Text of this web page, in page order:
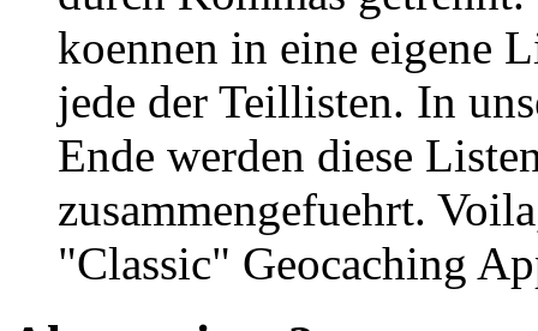
koennen in eine eigene
jede der Teillisten. In
Ende werden diese
zusammengefuehrt.
"Classic" Geocaching